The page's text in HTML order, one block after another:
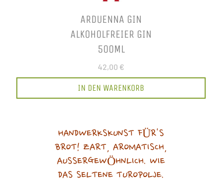
ARDUENNA GIN
ALKOHOLFREIER GIN
500ML
42,00 €
IN DEN WARENKORB
HANDWERKSKUNST FÜR'S
BROT! ZART, AROMATISCH,
AUSSERGEWÖHNLICH. WIE
DAS SELTENE TUROPOLJE.